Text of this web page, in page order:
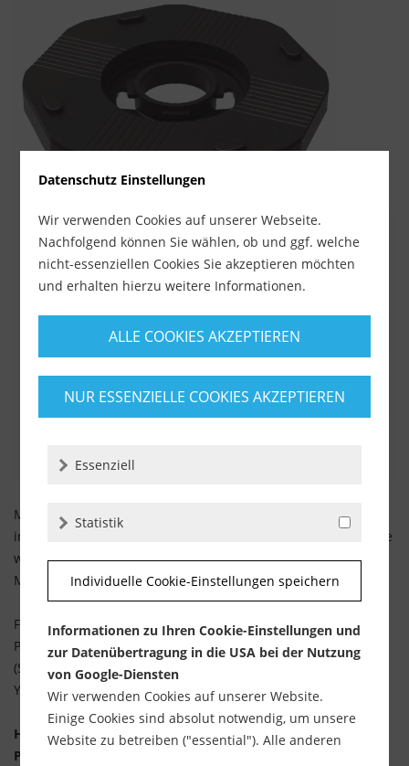
Mit diesen genialen Unterlegplatten können Sie das Gefälle
im Untergrund spielend leicht ausgleichen. Bis zu 5 % Gefälle
werden automatisch (selbstnivellierend) ausgeglichen. Die
Materialstärke der Ausgleichsplatten beträgt 20 mm.
Für weitere Informationen und Videomaterial zu diesem
Produkt, klicken SieHIER.
(Sie werden zu einem Produktvideo des Herstellers auf
YouTube weitergeleitet)
HINWEIS: Das Video zeigt die Stelzlager für die
Plattenbelegung. Diese haben jedoch einen identischen
Datenschutz Einstellungen
Wir verwenden Cookies auf unserer Webseite.
Nachfolgend können Sie wählen, ob und ggf. welche
nicht-essenziellen Cookies Sie akzeptieren möchten
und erhalten hierzu weitere Informationen.
ALLE COOKIES AKZEPTIEREN
NUR ESSENZIELLE COOKIES AKZEPTIEREN
Essenziell
Statistik
Individuelle Cookie-Einstellungen speichern
Informationen zu Ihren Cookie-Einstellungen und
zur Datenübertragung in die USA bei der Nutzung
von Google-Diensten
Wir verwenden Cookies auf unserer Website.
Einige Cookies sind absolut notwendig, um unsere
Website zu betreiben ("essential"). Alle anderen